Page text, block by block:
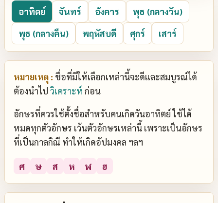
อาทิตย์ จันทร์ อังคาร
พุธ (กลางวัน)
พุธ (กลางคืน)
พฤหัสบดี ศุกร์ เสาร์
หมายเหตุ : ชื่อที่มีให้เลือกเหล่านี้จะดีและสมบูรณ์ได้
ต้องนำไป วิเคราะห์ ก่อน
อักษรที่ควรใช้ตั้งชื่อสำหรับคนเกิดวันอาทิตย์ ใช้ได้
หมดทุกตัวอักษร เว้นตัวอักษรเหล่านี้ เพราะเป็นอักษร
ที่เป็นกาลกิณี ทำให้เกิดอัปมงคล ฯลฯ
ศ ษ ส ห ฬ ฮ